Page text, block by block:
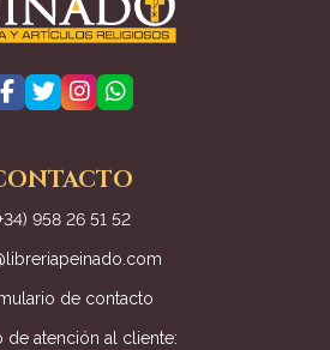
958 26 51 52
de contacto
de atención al cliente: